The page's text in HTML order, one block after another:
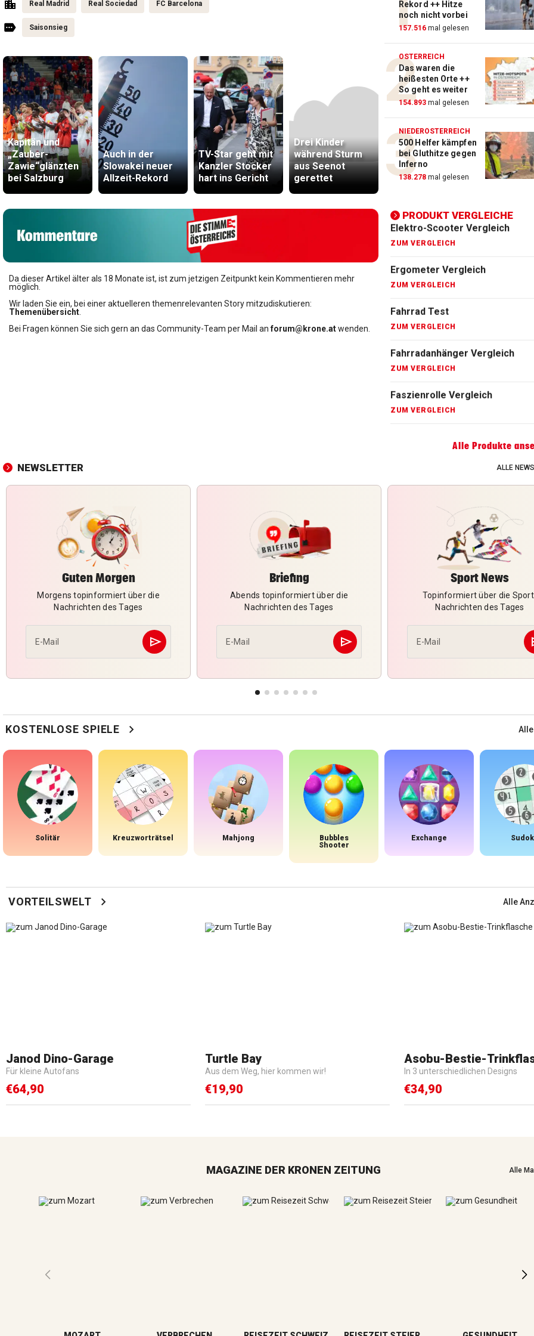
Real Madrid Real Sociedad FC Barcelona
Saisonsieg
Kapitän und
„Zauber-
Zawie“glänzten
bei Salzburg
Auch in der
Slowakei neuer
Allzeit-Rekord
TV-Star geht mit
Kanzler Stocker
hart ins Gericht
Drei Kinder
während Sturm
aus Seenot
gerettet
Warten auf Hitze-
Hilfen der
Regierung geht
weiter
Anwalt:
viel Hass
begegnet“
Da dieser Artikel älter als 18 Monate ist, ist zum jetzigen Zeitpunkt kein Kommentieren mehr
möglich.
Wir laden Sie ein, bei einer aktuelleren themenrelevanten Story mitzudiskutieren:
Themenübersicht
Bei Fragen können Sie sich gern an das Community-Team per Mail anforum@krone.atwenden.
Rekord ++ Hitze
noch nicht vorbei
157.516 mal gelesen
ÖSTERREICH
Das waren die
heißesten Orte ++
So geht es weiter
154.893 mal gelesen
NIEDERÖSTERREICH
500 Helfer kämpfen
bei Gluthitze gegen
Inferno
138.278 mal gelesen
PRODUKT VERGLEICHE
Action-Cam Vergleich
ZUM VERGLEICH
Crosstrainer Vergleich
ZUM VERGLEICH
ZUM VERGLEICH
Elektro-Scooter Vergleich
ZUM VERGLEICH
ZUM VERGLEICH
Fahrradanhänger Vergleich
Hoverboard Vergleich
Kinderfahrrad Vergleich
Alle Produkte
NEWSLETTER ALLE
Guten Morgen
Morgens topinformiert über die
Nachrichten des Tages
E-Mail send
Abschicken
Briefing
Abends topinformiert über die
Nachrichten des Tages
E-Mail send
Abschicken
Sport News
Topinformiert über die
Nachrichten des Tages
E-Mail
KOSTENLOSE SPIELE chevron_right
Solitär Kreuzworträtsel Mahjong
Bubbles
Shooter
Exchange
VORTEILSWELT chevron_right Alle
Janod Dino-Garage
Für kleine Autofans
€64,90
Turtle Bay
Aus dem Weg, hier kommen wir!
€19,90
Asobu-Bestie-
In 3 unterschiedlichen Designs
€34,90
MAGAZINE DER KRONEN ZEITUNG Alle